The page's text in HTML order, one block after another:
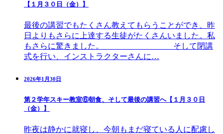
【１月３０日（金）】
最後の講習でもたくさん教えてもらうことができ、昨
日よりもさらに上達する生徒がたくさんいました。私
もさらに驚きました。 そして閉講
式を行い、インストラクターさんに…
2026年1月30日
第２学年スキー教室⑥朝食、そして最後の講習へ【１月３０日
（金）】
昨夜は静かに就寝し、今朝もまだ寝ている人に配慮し